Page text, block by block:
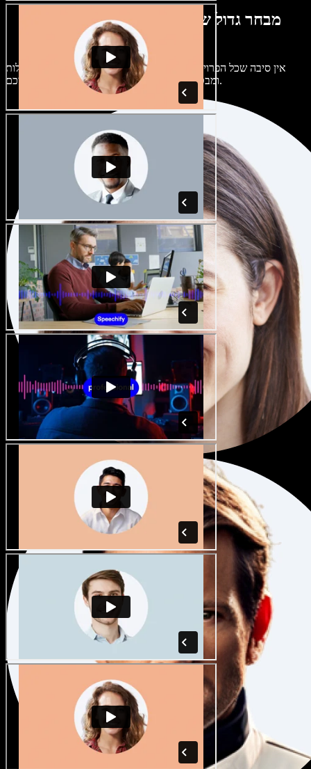
מבחר גדול של קולות נשים וגברים במגוון
מבטאים
אין סיבה שכל הפרויקטים יישמעו אותו דבר. בחרו מתוך מאות קולות
ומבטאים של בינה מלאכותית והתאימו אותם אליכם.